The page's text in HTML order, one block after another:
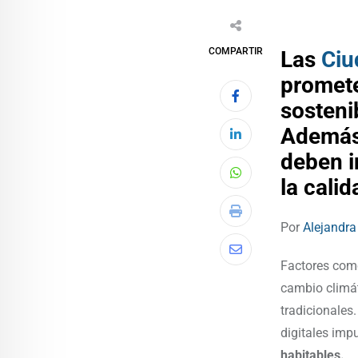
COMPARTIR Las
deben
la
Por
Factores
cambio
digitales